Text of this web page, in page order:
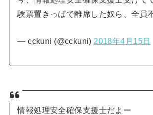
験票置きっぱで離席した奴ら、全員
— cckuni (@cckuni) 2018年4月15日
情報処理安全確保支援士だよー